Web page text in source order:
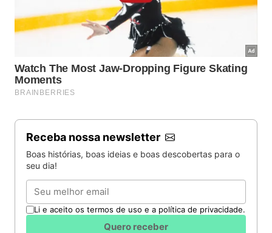
Receba nossa newsletter
Boas histórias, boas ideias e boas descobertas para o
seu dia!
Email
Li e aceito os termos de uso e a política de privacidade.
Quero receber